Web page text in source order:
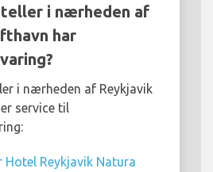
i nærheden af
har
i nærheden af Reykjavik
service til
Hotel Reykjavik Natura